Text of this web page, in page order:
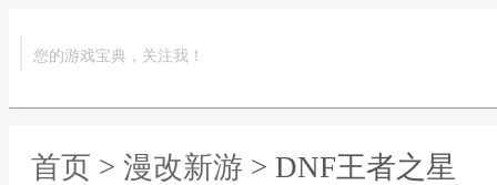
您的游戏宝典，关注我！
首页 > 漫改新游 > DNF王者之星